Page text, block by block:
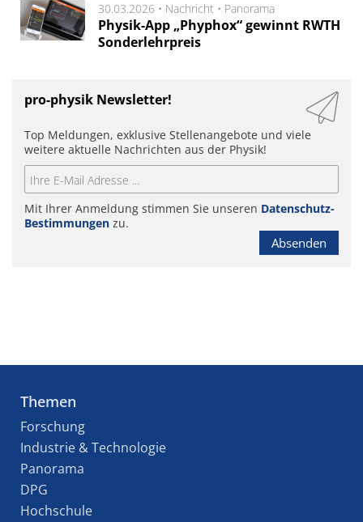
30.03.2026 • Nachricht • Panorama
Physik-App „Phyphox“ gewinnt RWTH
Sonderlehrpreis
pro-physik Newsletter!
Top Meldungen, exklusive Stellenangebote und viele
weitere aktuelle Nachrichten aus der Physik!
Mit Ihrer Anmeldung stimmen Sie unseren Datenschutz-
Bestimmungen zu.
Absenden
Themen
Forschung
Industrie & Technologie
Panorama
DPG
Hochschule